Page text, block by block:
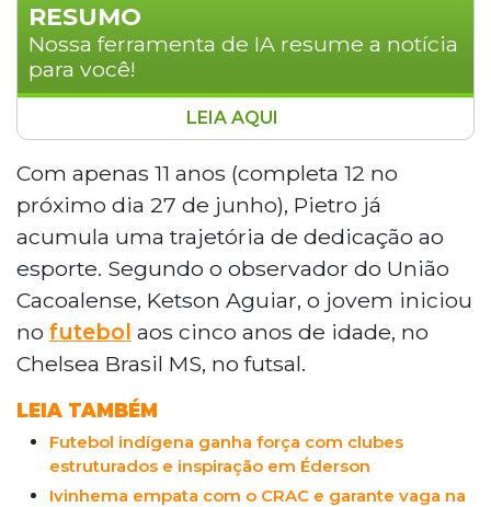
RESUMO
Nossa ferramenta de IA resume a notícia
para você!
O jovem atacante Pietro Miguel Jesus da Silva,
de 11 anos, natural de Campo Grande, assinou
contrato com a categoria sub-12 do Bahia.
Descoberto pelo observador Ketson Aguiar, do
União Cacoalense, o atleta se destacou na 10ª
Copa Sarandi antes de ser disputado por
diversos clubes brasileiros. A transferência,
realizada em parceria com a empresa
WDSports, reforça a relevância de Mato Grosso
do Sul na revelação de novos talentos para as
principais equipes das categorias de base do
LEIA AQUI
Com apenas 11 anos (completa 12 no
próximo dia 27 de junho), Pietro já
acumula uma trajetória de dedicação ao
esporte. Segundo o observador do União
Cacoalense, Ketson Aguiar, o jovem iniciou
no futebol aos cinco anos de idade, no
Chelsea Brasil MS, no futsal.
LEIA TAMBÉM
Futebol indígena ganha força com clubes
estruturados e inspiração em Éderson
Ivinhema empata com o CRAC e garante vaga na